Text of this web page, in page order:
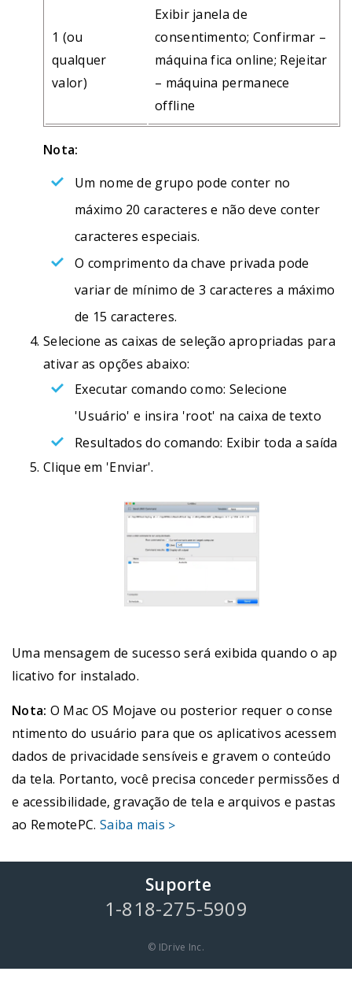
1 (ou
qualquer
valor)
Exibir janela de
consentimento; Confirmar –
máquina fica online; Rejeitar
– máquina permanece
offline
Nota:
Um nome de grupo pode conter no
máximo 20 caracteres e não deve conter
caracteres especiais.
O comprimento da chave privada pode
variar de mínimo de 3 caracteres a máximo
de 15 caracteres.
Selecione as caixas de seleção apropriadas para
ativar as opções abaixo:
Executar comando como: Selecione
'Usuário' e insira 'root' na caixa de texto
Resultados do comando: Exibir toda a saída
Clique em 'Enviar'.
Uma mensagem de sucesso será exibida quando o ap
licativo for instalado.
Nota: O Mac OS Mojave ou posterior requer o conse
ntimento do usuário para que os aplicativos acessem
dados de privacidade sensíveis e gravem o conteúdo
da tela. Portanto, você precisa conceder permissões d
e acessibilidade, gravação de tela e arquivos e pastas
ao RemotePC. Saiba mais >
Suporte
1-818-275-5909
© IDrive Inc.